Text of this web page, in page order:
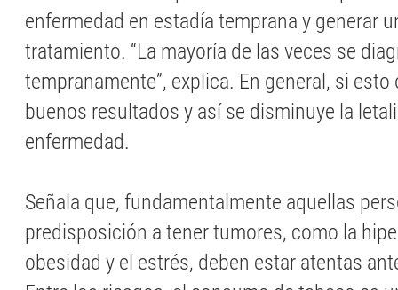
enfermedad en estadía temprana y generar
tratamiento. “La mayoría de las veces se
tempranamente”, explica. En general, si esto
buenos resultados y así se disminuye la
enfermedad.
Señala que, fundamentalmente aquellas
predisposición a tener tumores, como la
obesidad y el estrés, deben estar atentas